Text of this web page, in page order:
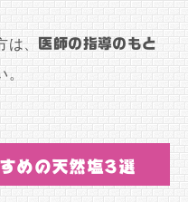
、
医師の指導のもと
めの天然塩3選